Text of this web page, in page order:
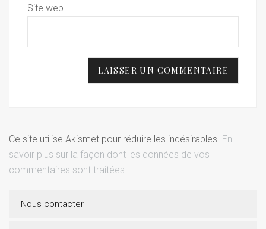
Site web
Ce site utilise Akismet pour réduire les indésirables. En
savoir plus sur la façon dont les données de vos
commentaires sont traitées.
Nous contacter